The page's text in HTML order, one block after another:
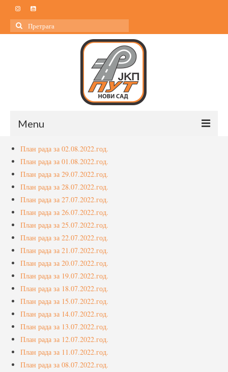
Search
for:
Menu
Почетна
О нама
О нама
Управа
Услуге
Вести
Јавне набавке
Отворени поступак
Рестриктивни поступак
Квалификациони поступак
Преговарачки поступак
План рада за 02.08.2022.год.
План рада за 01.08.2022.год.
План рада за 29.07.2022.год.
План рада за 28.07.2022.год.
План рада за 27.07.2022.год.
План рада за 26.07.2022.год.
План рада за 25.07.2022.год.
План рада за 22.07.2022.год.
План рада за 21.07.2022.год.
План рада за 20.07.2022.год.
План рада за 19.07.2022.год.
План рада за 18.07.2022.год.
План рада за 15.07.2022.год.
План рада за 14.07.2022.год.
План рада за 13.07.2022.год.
План рада за 12.07.2022.год.
План рада за 11.07.2022.год.
План рада за 08.07.2022.год.